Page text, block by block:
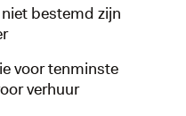
bestemd zijn
voor tenminste
verhuur